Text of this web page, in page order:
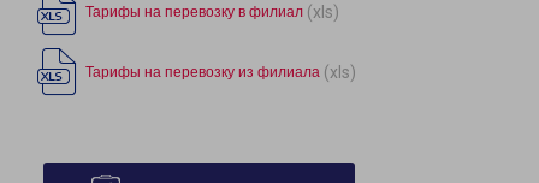
Тарифы на перевозку в филиал (xls)
Тарифы на перевозку из филиала (xls)